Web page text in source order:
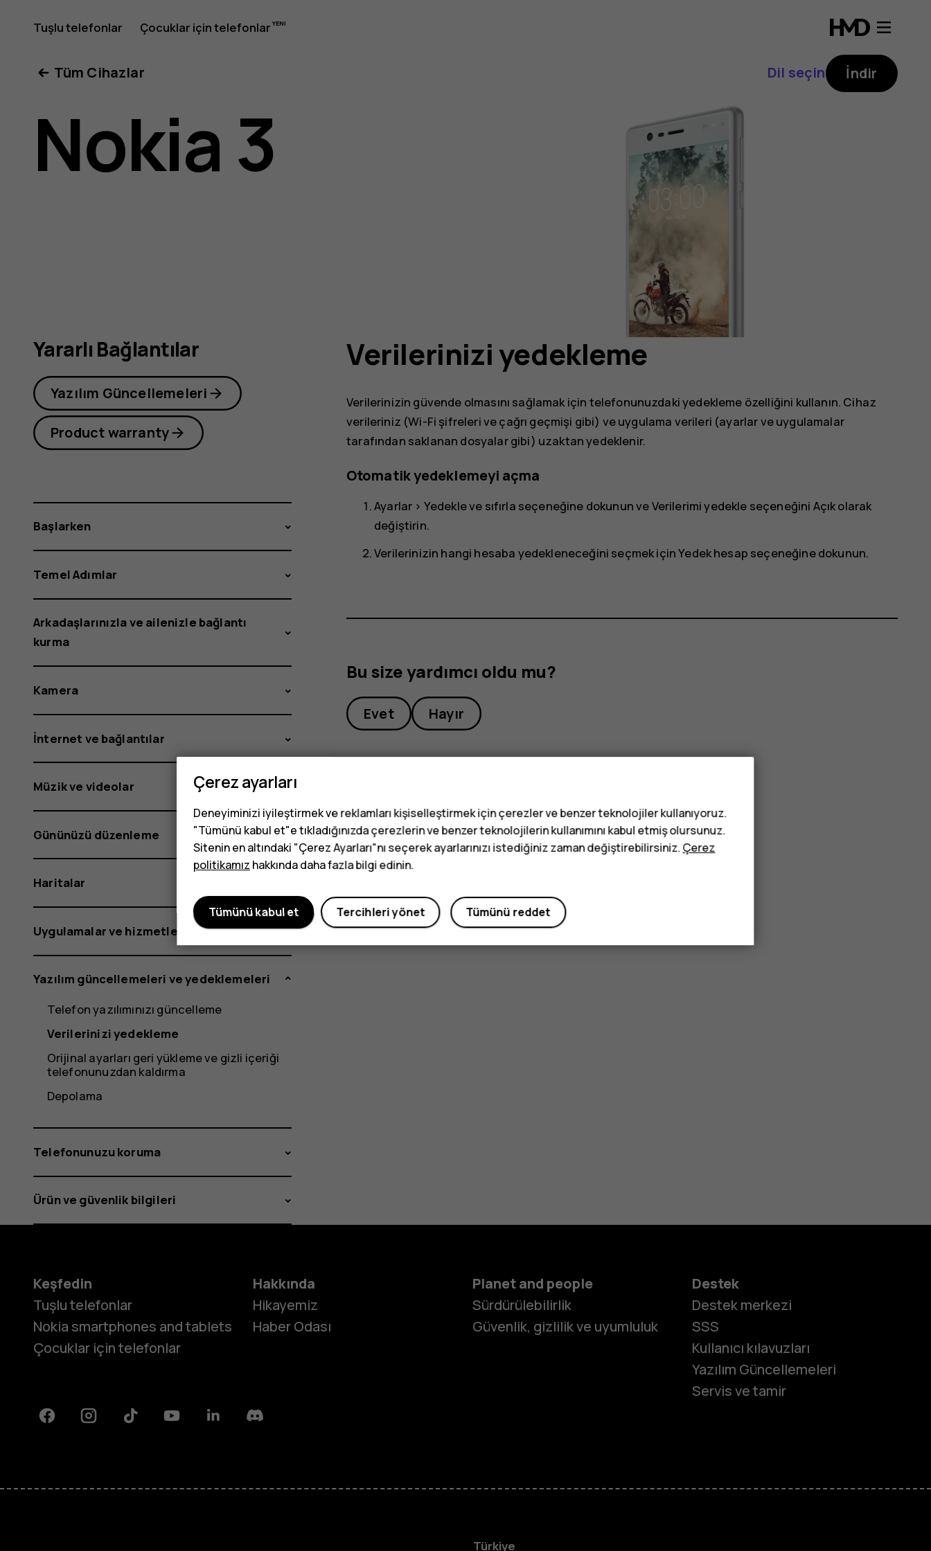
Nokia
3
kullanıcı
Tuşlu telefonlar Çocuklar için telefonlar
Tüm Cihazlar Dil seçin İndir
Nokia 3
Verilerinizi yedekleme
Verilerinizin güvende olmasını sağlamak için telefonunuzdaki yedekleme özelliğini kullanın. Cihaz
verileriniz (Wi-Fi şifreleri ve çağrı geçmişi gibi) ve uygulama verileri (ayarlar ve uygulamalar
tarafından saklanan dosyalar gibi) uzaktan yedeklenir.
Otomatik yedeklemeyi açma
Ayarlar > Yedekle ve sıfırla seçeneğine dokunun veVerilerimi yedekle seçeneğini Açıkolarak
değiştirin.
Verilerinizin hangi hesaba yedekleneceğini seçmek içinYedek hesap seçeneğine dokunun.
Bu size yardımcı oldu mu?
Evet Hayır
Yararlı Bağlantılar
Yazılım Güncellemeleri
Product warranty
Başlarken
Temel Adımlar
Arkadaşlarınızla ve ailenizle bağlantı
kurma
Kamera
İnternet ve bağlantılar
Müzik ve videolar
Gününüzü düzenleme
Haritalar
Uygulamalar ve hizmetler
Yazılım güncellemeleri ve yedeklemeleri
Telefon yazılımınızı güncelleme
Verilerinizi yedekleme
Orijinal ayarları geri yükleme ve gizli içeriği
telefonunuzdan kaldırma
Depolama
Telefonunuzu koruma
Ürün ve güvenlik bilgileri
Keşfedin
Tuşlu telefonlar
Nokia smartphones and tablets
Çocuklar için telefonlar
Hakkında
Hikayemiz
Haber Odası
Planet and people
Sürdürülebilirlik
Güvenlik, gizlilik ve uyumluluk
Destek
Destek merkezi
SSS
Kullanıcı kılavuzları
Yazılım Güncellemeleri
Servis ve tamir
FacebookInstagramTiktok YoutubeLinkedinDiscord
Türkiye
Çerez ayarları
Deneyiminizi iyileştirmek ve reklamları kişiselleştirmek için çerezler ve benzer teknolojiler kullanıyoruz.
"Tümünü kabul et"e tıkladığınızda çerezlerin ve benzer teknolojilerin kullanımını kabul etmiş olursunuz.
Sitenin en altındaki "Çerez Ayarları"nı seçerek ayarlarınızı istediğiniz zaman değiştirebilirsiniz.Çerez
politikamız hakkında daha fazla bilgi edinin.
Tümünü reddet
Tercihleri yönet
Tümünü kabul et